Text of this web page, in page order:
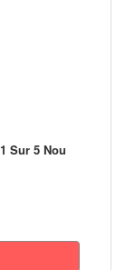
Sur 5 Nou